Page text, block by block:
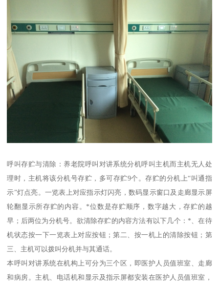
呼叫存贮与清除：养老院呼叫对讲系统分机呼叫主机而主机无人处
理时，主机将该分机号存贮，多可存贮9个。存贮的分机上“叫通指
示”灯点亮。一览表上对应指示灯闪亮，数码显示窗口及走廊显示屏
轮翻显示所存贮的内容。*位数是存贮顺序，数字越大，存贮的越
早；后两位为分机号。欲清除存贮的内容方法有以下几个：*、在待
机状态按一下一览表上对应按钮；第二、按一机上的清除按钮；第
三、主机可以拨叫分机并与其通话。
本呼叫对讲系统在机构上可分为三个区，即医护人员值班室、走廊
和病房。主机、电话机和显示及指示屏都安装在医护人员值班室，